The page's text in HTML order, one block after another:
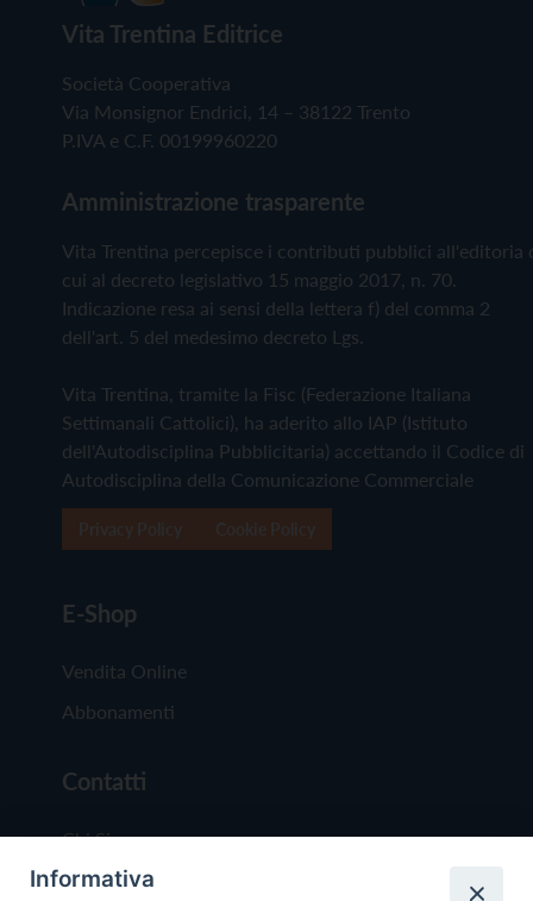
Vita Trentina Editrice
Società Cooperativa
Via Monsignor Endrici, 14 – 38122 Trento
P.IVA e C.F. 00199960220
Amministrazione trasparente
Vita Trentina percepisce i contributi pubblici all'editoria
cui al decreto legislativo 15 maggio 2017, n. 70.
Indicazione resa ai sensi della lettera f) del comma 2
dell'art. 5 del medesimo decreto Lgs.
Vita Trentina, tramite la Fisc (Federazione Italiana
Settimanali Cattolici), ha aderito allo IAP (Istituto
dell'Autodisciplina Pubblicitaria) accettando il Codice di
Autodisciplina della Comunicazione Commerciale
E-Shop
Vendita Online
Abbonamenti
Contatti
Chi Siamo
Redazione
Informativa